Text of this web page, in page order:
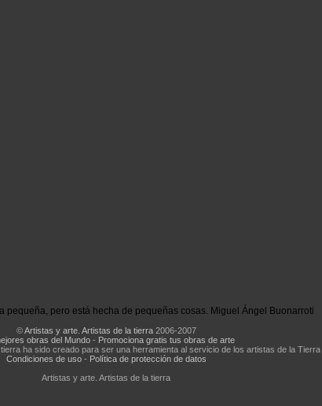
pequeña, pero está hecha de pequeñas cosas. Miguel Ángel Buonarroti
©Artistas y arte. Artistas de la tierra2006-2007
obras del Mundo - Promociona gratis tus obras de arte
ha sido creado para ser una herramienta al servicio de los artistas de la Tierra
Condiciones de uso- Política de protección de datos
Artistas y arte. Artistas de la tierra